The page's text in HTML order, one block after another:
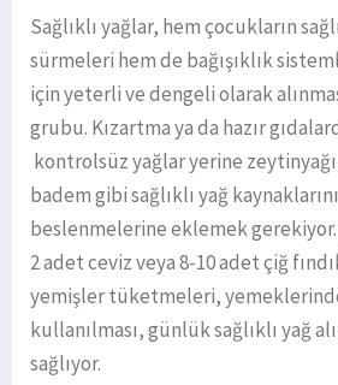
Sağlıklı yağlar, hem çocukların
sürmeleri hem de bağışıklık
için yeterli ve dengeli olarak
grubu. Kızartma ya da hazır
kontrolsüz yağlar yerine
badem gibi sağlıklı yağ
beslenmelerine eklemek
2 adet ceviz veya 8-10 adet çiğ
yemişler tüketmeleri,
kullanılması, günlük sağlıklı yağ
sağlıyor.